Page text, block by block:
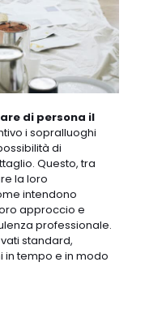
di persona il
i sopralluoghi
di
Questo, tra
la loro
intendono
approccio e
professionale.
standard,
in tempo e in modo